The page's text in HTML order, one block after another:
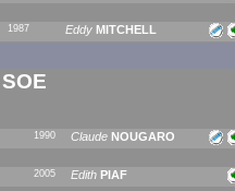
1987 Eddy MITCHELL
SOE
1990 Claude NOUGARO
2005 Edith PIAF